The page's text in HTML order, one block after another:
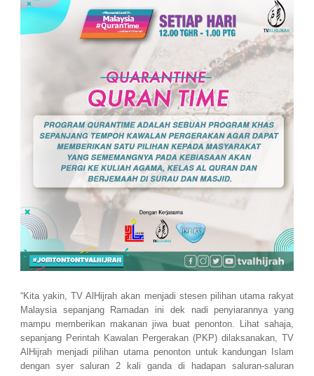
“Kita yakin, TV AlHijrah akan menjadi stesen pilihan utama rakyat
Malaysia sepanjang Ramadan ini dek nadi penyiarannya yang
mampu memberikan makanan jiwa buat penonton. Lihat sahaja,
sepanjang Perintah Kawalan Pergerakan (PKP) dilaksanakan, TV
AlHijrah menjadi pilihan utama penonton untuk kandungan Islam
dengan syer saluran 2 kali ganda di hadapan saluran-saluran